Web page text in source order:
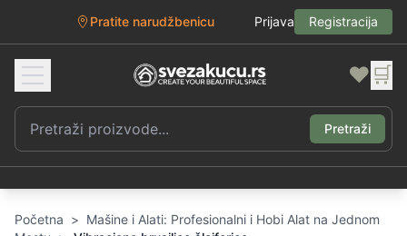
Pratite narudžbenicu Prijava Registracija
❤️ 🛒
Pretraži
Početna > Mašine i Alati: Profesionalni i Hobi Alat na Jednom